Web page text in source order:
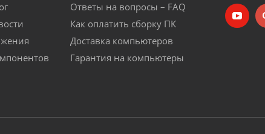
Ответы на вопросы – FAQ
Как оплатить сборку ПК
Доставка компьютеров
Гарантия на компьютеры